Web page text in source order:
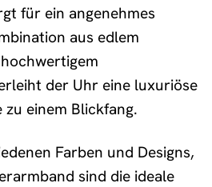
für ein angenehmes
aus edlem
der Uhr eine luxuriöse
einem Blickfang.
Farben und Designs,
sind die ideale